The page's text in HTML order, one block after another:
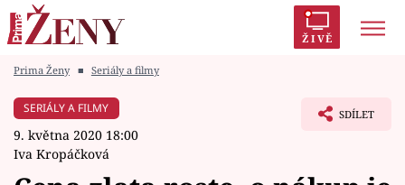
ŽIVĚ
Módní alarm
Prima Ženy ■ Seriály a filmy
SERIÁLY A FILMY
9. května 2020 18:00
Iva Kropáčková
SDÍLET